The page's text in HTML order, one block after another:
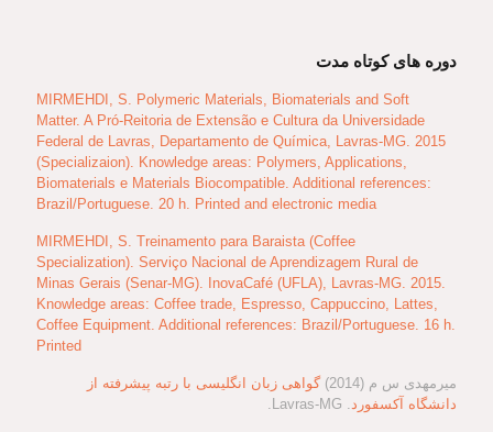
دوره های کوتاه مدت
MIRMEHDI, S. Polymeric Materials, Biomaterials and Soft
Matter. A Pró-Reitoria de Extensão e Cultura da Universidade
Federal de Lavras, Departamento de Química, Lavras-MG. 2015
(Specializaion). Knowledge areas: Polymers, Applications,
Biomaterials e Materials Biocompatible. Additional references:
Brazil/Portuguese. 20 h. Printed and electronic media
MIRMEHDI, S. Treinamento para Baraista (Coffee
Specialization). Serviço Nacional de Aprendizagem Rural de
Minas Gerais (Senar-MG). InovaCafé (UFLA), Lavras-MG. 2015.
Knowledge areas: Coffee trade, Espresso, Cappuccino, Lattes,
Coffee Equipment. Additional references: Brazil/Portuguese. 16 h.
Printed
میرمهدی س م (2014)
گواهی زبان انگلیسی با رتبه پیشرفته از
دانشگاه آکسفورد. Lavras-MG.